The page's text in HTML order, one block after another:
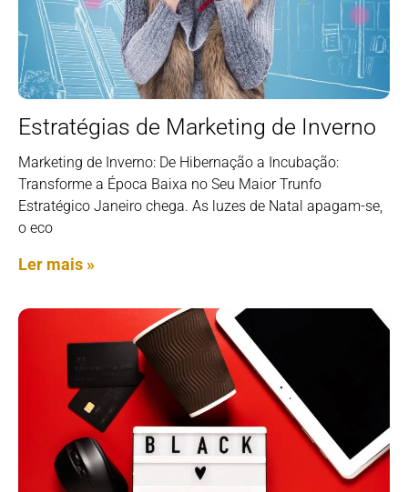
Estratégias de Marketing de Inverno
Marketing de Inverno: De Hibernação a Incubação:
Transforme a Época Baixa no Seu Maior Trunfo
Estratégico Janeiro chega. As luzes de Natal apagam-se,
o eco
Ler mais »